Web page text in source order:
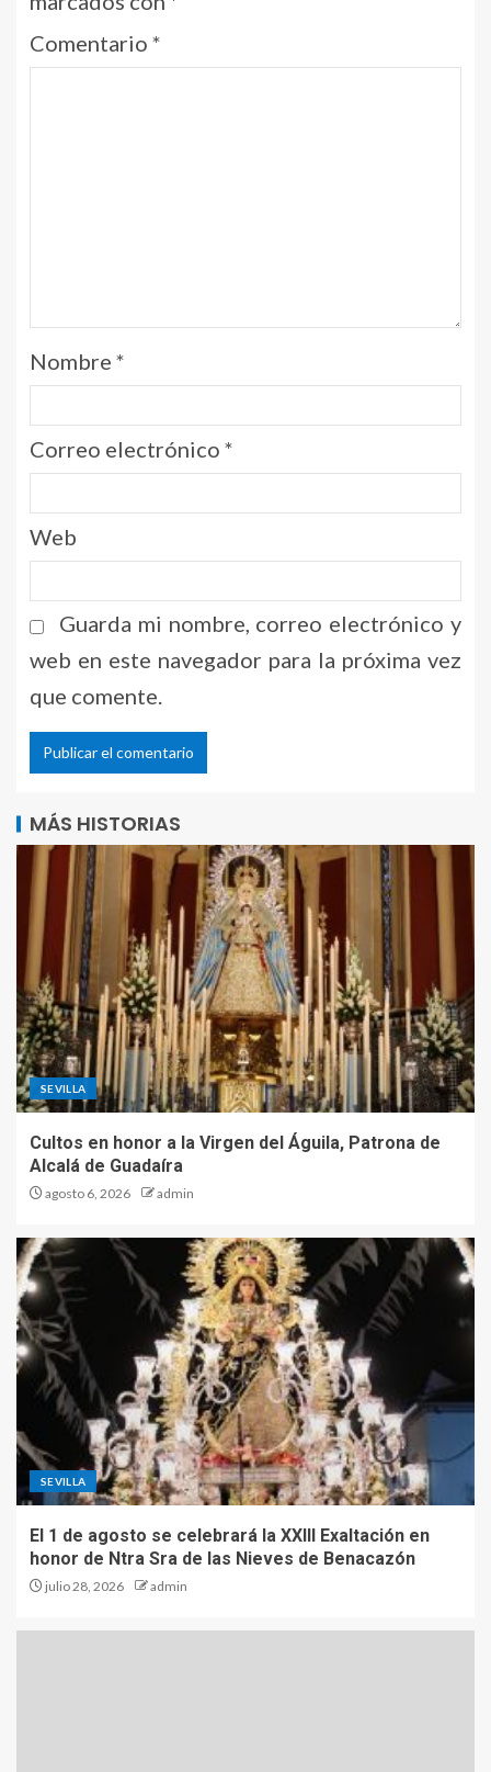
Comentario *
Nombre *
Correo electrónico *
Web
Guarda mi nombre, correo electrónico y
web en este navegador para la próxima vez
que comente.
MÁS HISTORIAS
SEVILLA
Cultos en honor a la Virgen del Águila, Patrona de
Alcalá de Guadaíra
agosto 6, 2026 admin
SEVILLA
El 1 de agosto se celebrará la XXIII Exaltación en
honor de Ntra Sra de las Nieves de Benacazón
julio 28, 2026 admin